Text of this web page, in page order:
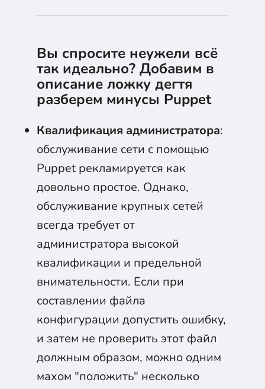
Вы спросите неужели всё
так идеально? Добавим в
описание ложку дегтя
разберем минусы Puppet
Квалификация администратора:
обслуживание сети с помощью
Puppet рекламируется как
довольно простое. Однако,
обслуживание крупных сетей
всегда требует от
администратора высокой
квалификации и предельной
внимательности. Если при
составлении файла
конфигурации допустить ошибку,
и затем не проверить этот файл
должным образом, можно одним
махом "положить" несколько